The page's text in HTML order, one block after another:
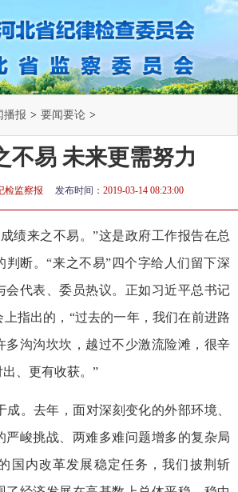
播报 > 要闻要论 >
不易 未来更需努力
检监察报 发布时间： 2019-03-14 08:23:00
绩来之不易。”这是政府工作报告在总
判断。“来之不易”四个字给人们留下深
会代表、委员热议。正如习近平总书记
上指出的，“过去的一年，我们在前进路
多沟沟坎坎，越过不少激流险滩，很辛
、更有收获。”
。去年，面对深刻变化的外部环境、
严峻挑战、两难多难问题增多的复杂局
国内改革发展稳定任务，我们披荆斩